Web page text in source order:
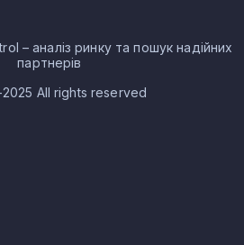
– аналіз ринку та пошук надійних
партнерів
All rights reserved